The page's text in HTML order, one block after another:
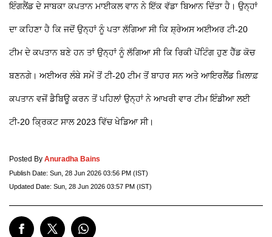
ਇੰਗਲੈਂਡ ਦੇ ਸਾਬਕਾ ਕਪਤਾਨ ਮਾਈਕਲ ਵਾਨ ਨੇ ਇੱਕ ਵੱਡਾ ਬਿਆਨ ਦਿੱਤਾ ਹੈ। ਉਨ੍ਹਾਂ
ਦਾ ਕਹਿਣਾ ਹੈ ਕਿ ਜਦੋਂ ਉਨ੍ਹਾਂ ਨੂੰ ਪਤਾ ਲੱਗਿਆ ਸੀ ਕਿ ਸ਼੍ਰੇਅਸ ਅਈਅਰ ਟੀ-20
ਟੀਮ ਦੇ ਕਪਤਾਨ ਬਣੇ ਹਨ ਤਾਂ ਉਨ੍ਹਾਂ ਨੂੰ ਲੱਗਿਆ ਸੀ ਕਿ ਰਿਕੀ ਪੋਂਟਿੰਗ ਹੁਣ ਹੈੱਡ ਕੋਚ
ਬਣਨਗੇ। ਅਈਅਰ ਲੰਬੇ ਸਮੇਂ ਤੋਂ ਟੀ-20 ਟੀਮ ਤੋਂ ਬਾਹਰ ਸਨ ਅਤੇ ਆਇਰਲੈਂਡ ਖ਼ਿਲਾਫ਼
ਕਪਤਾਨ ਵਜੋਂ ਡੈਬਿਊ ਕਰਨ ਤੋਂ ਪਹਿਲਾਂ ਉਨ੍ਹਾਂ ਨੇ ਆਖਰੀ ਵਾਰ ਟੀਮ ਇੰਡੀਆ ਲਈ
ਟੀ-20 ਕ੍ਰਿਕਟ ਸਾਲ 2023 ਵਿੱਚ ਖੇਡਿਆ ਸੀ।
Posted By Anuradha Bains
Publish Date: Sun, 28 Jun 2026 03:56 PM (IST)
Updated Date: Sun, 28 Jun 2026 03:57 PM (IST)